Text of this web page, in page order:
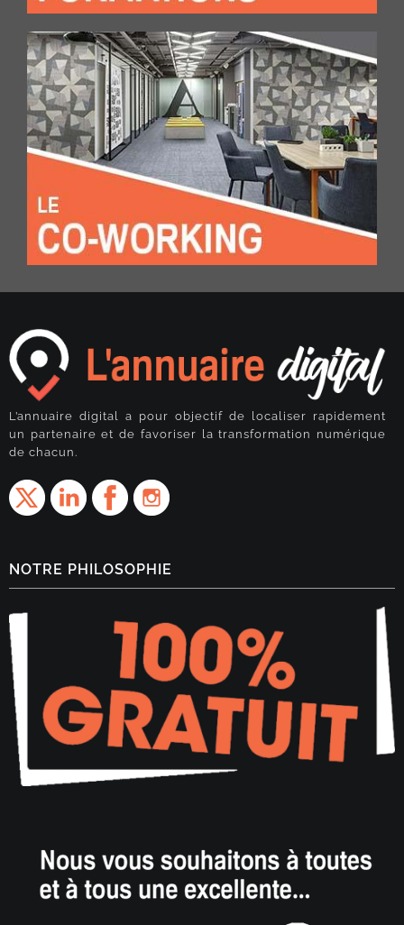
L’annuaire digital a pour objectif de localiser rapidement
un partenaire et de favoriser la transformation numérique
de chacun.
NOTRE PHILOSOPHIE